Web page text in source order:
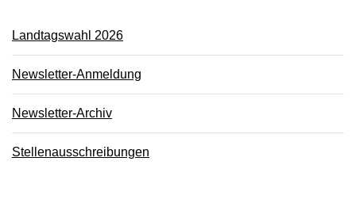
Landtagswahl 2026
Newsletter-Anmeldung
Newsletter-Archiv
Stellenausschreibungen